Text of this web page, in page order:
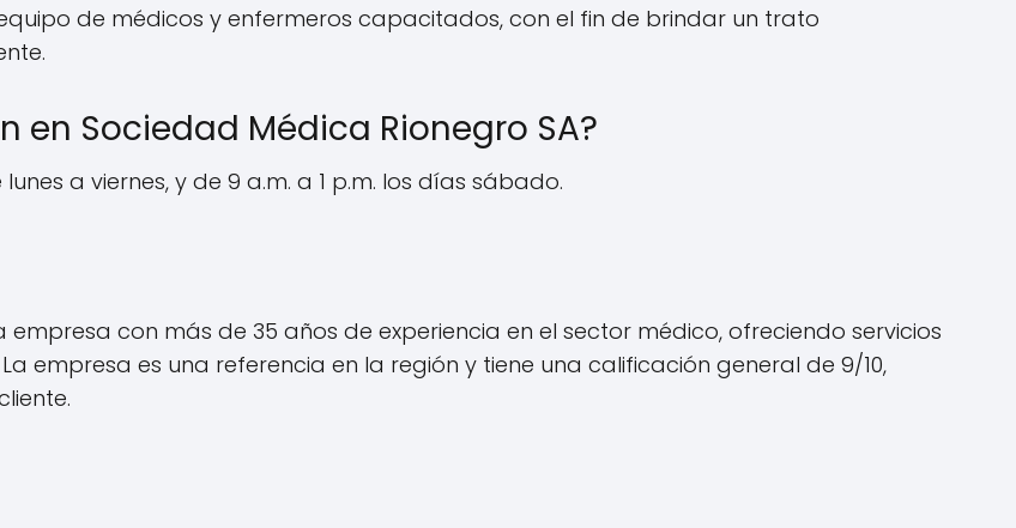
de médicos y enfermeros capacitados, con el fin de brindar un trato
en Sociedad Médica Rionegro SA?
a viernes, y de 9 a.m. a 1 p.m. los días sábado.
empresa con más de 35 años de experiencia en el sector médico, ofreciendo servicios
empresa es una referencia en la región y tiene una calificación general de 9/10,